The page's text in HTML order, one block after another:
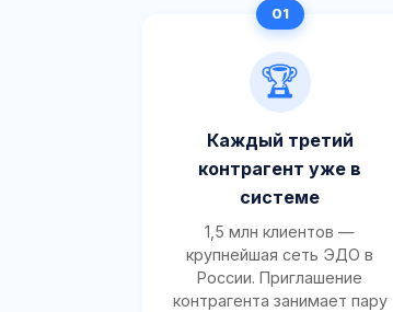
🏆
Каждый третий
контрагент уже в
системе
1,5 млн клиентов —
крупнейшая сеть ЭДО в
России. Приглашение
контрагента занимает пару